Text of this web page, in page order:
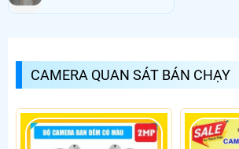
CAMERA QUAN SÁT BÁN CHẠY